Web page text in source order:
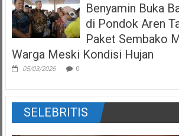
Benyamin Buka
di Pondok Aren
Paket Sembako
Warga Meski Kondisi Hujan
05/03/2026 0
SELEBRITIS